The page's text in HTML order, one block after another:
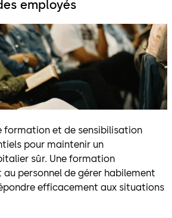
employés
formation et de sensibilisation
pour maintenir un
sûr. Une formation
personnel de gérer habilement
efficacement aux situations